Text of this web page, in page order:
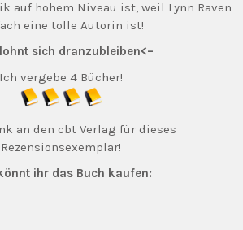
auf hohem Niveau ist, weil Lynn Raven
eine tolle Autorin ist!
sich dranzubleiben<–
Ich vergebe 4 Bücher!
an den cbt Verlag für dieses
Rezensionsexemplar!
ihr das Buch kaufen: